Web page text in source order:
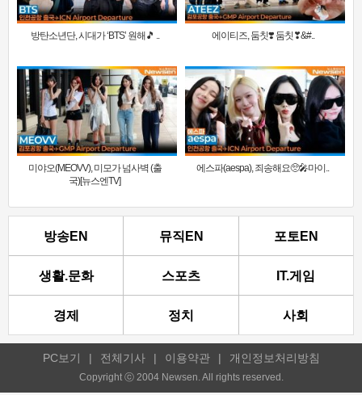
방탄소년단, 시대가 ‘BTS’ 원해🎵 .. 에이티즈, 둠칫❣️ 둠칫❣&#..
미야오(MEOVV), 미모가 넘사벽 (출
국)[뉴스엔TV]
에스파(aespa), 죄송해요🥺🎤마이..
방송EN 뮤직EN 포토EN
생활.문화 스포츠 IT.게임
경제 정치 사회
PC보기 | 전체기사 | 이용약관 | 개인정보처리방침
Copyright ⓒ 2004 Newsen. All rights reserved.